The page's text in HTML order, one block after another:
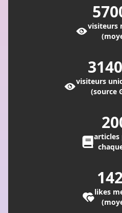
visiteurs
visiteurs
(source
articles
likes